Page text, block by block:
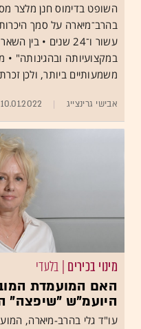
השופט בדימוס חנן מלצר
בהרב־מיארה על סמך
עשור ו־24 שנים •
במקצועיותה ובהגינותה" •
משמעותיים ביותר, ולכן
אבישי גרינצייג 10.01.2022
מינוי בכירים | בלעדי
האם המועמדת
היועמ"ש "שיפצה"
עו"ד גלי בהרב-מיארה,